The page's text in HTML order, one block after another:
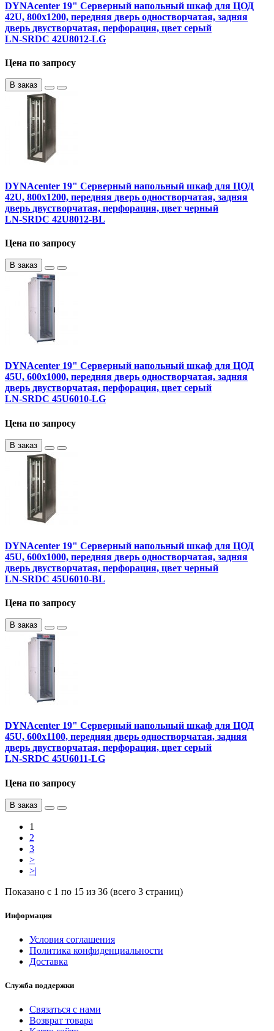
DYNAcenter 19" Серверный напольный шкаф для ЦОД
42U, 800х1200, передняя дверь одностворчатая, задняя
дверь двустворчатая, перфорация, цвет серый
LN-SRDC 42U8012-LG
Цена по запросу
В заказ
DYNAcenter 19" Серверный напольный шкаф для ЦОД
42U, 800х1200, передняя дверь одностворчатая, задняя
дверь двустворчатая, перфорация, цвет черный
LN-SRDC 42U8012-BL
Цена по запросу
В заказ
DYNAcenter 19" Серверный напольный шкаф для ЦОД
45U, 600х1000, передняя дверь одностворчатая, задняя
дверь двустворчатая, перфорация, цвет серый
LN-SRDC 45U6010-LG
Цена по запросу
В заказ
DYNAcenter 19" Серверный напольный шкаф для ЦОД
45U, 600х1000, передняя дверь одностворчатая, задняя
дверь двустворчатая, перфорация, цвет черный
LN-SRDC 45U6010-BL
Цена по запросу
В заказ
DYNAcenter 19" Серверный напольный шкаф для ЦОД
45U, 600х1100, передняя дверь одностворчатая, задняя
дверь двустворчатая, перфорация, цвет серый
LN-SRDC 45U6011-LG
Цена по запросу
В заказ
1
2
3
>
>|
Показано с 1 по 15 из 36 (всего 3 страниц)
Информация
Условия соглашения
Политика конфиденциальности
Доставка
Служба поддержки
Связаться с нами
Возврат товара